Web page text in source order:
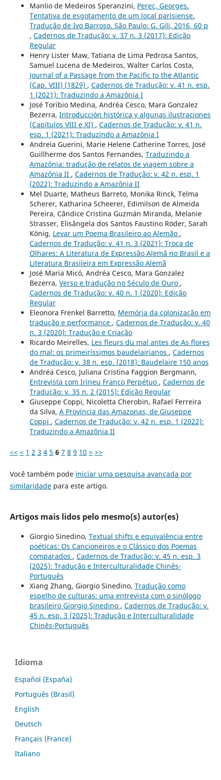
Manlio de Medeiros Speranzini, Perec, Georges.
Tentativa de esgotamento de um local parisiense.
Tradução de Ivo Barroso. São Paulo: G. Gili, 2016, 60 p
, Cadernos de Tradução: v. 37 n. 3 (2017): Edição
Regular
Henry Lister Maw, Tatiana de Lima Pedrosa Santos,
Samuel Lucena de Medeiros, Walter Carlos Costa,
Journal of a Passage from the Pacific to the Atlantic
(Cap. VIII) (1829) , Cadernos de Tradução: v. 41 n. esp.
1 (2021): Traduzindo a Amazônia I
José Toribio Medina, Andréa Cesco, Mara Gonzalez
Bezerra, Introducción histórica y algunas ilustraciones
(Capítulos VIII e XI) , Cadernos de Tradução: v. 41 n.
esp. 1 (2021): Traduzindo a Amazônia I
Andreia Guerini, Marie Helene Catherine Torres, José
Guillherme dos Santos Fernandes, Traduzindo a
Amazônia: tradução de relatos de viagem sobre a
Amazônia II , Cadernos de Tradução: v. 42 n. esp. 1
(2022): Traduzindo a Amazônia II
Mel Duarte, Matheus Barreto, Monika Rinck, Telma
Scherer, Katharina Scheerer, Edimilson de Almeida
Pereira, Cândice Cristina Guzmán Miranda, Melanie
Strasser, Elisângela dos Santos Faustino Röder, Sarah
König, Levar um Poema Brasileiro ao Alemão ,
Cadernos de Tradução: v. 41 n. 3 (2021): Troca de
Olhares: A Literatura de Expressão Alemã no Brasil e a
Literatura Brasileira em Expressão Alemã
José Maria Micó, Andréa Cesco, Mara Gonzalez
Bezerra, Verso e tradução no Século de Ouro ,
Cadernos de Tradução: v. 40 n. 1 (2020): Edição
Regular
Eleonora Frenkel Barretto, Memória da colonização em
tradução e performance , Cadernos de Tradução: v. 40
n. 3 (2020): Tradução e Criação
Ricardo Meirelles, Les fleurs du mal antes de As flores
do mal: os primeiríssimos baudelairianos , Cadernos
de Tradução: v. 38 n. esp. (2018): Baudelaire 150 anos
Andréa Cesco, Juliana Cristina Faggion Bergmann,
Entrevista com Irineu Franco Perpétuo , Cadernos de
Tradução: v. 35 n. 2 (2015): Edição Regular
Giuseppe Coppi, Nicoletta Cherobin, Rafael Ferreira
da Silva, A Província das Amazonas, de Giuseppe
Coppi , Cadernos de Tradução: v. 42 n. esp. 1 (2022):
Traduzindo a Amazônia II
<< < 1 2 3 4 5 6 7 8 9 10 > >>
Você também pode iniciar uma pesquisa avançada por
similaridadepara este artigo.
Artigos mais lidos pelo mesmo(s) autor(es)
Giorgio Sinedino, Textual shifts e equivalência entre
poéticas: Os Cancioneiros e o Clássico dos Poemas
comparados , Cadernos de Tradução: v. 45 n. esp. 3
(2025): Tradução e Interculturalidade Chinês-
Português
Xiang Zhang, Giorgio Sinedino, Tradução como
espelho de culturas: uma entrevista com o sinólogo
brasileiro Giorgio Sinedino , Cadernos de Tradução: v.
45 n. esp. 3 (2025): Tradução e Interculturalidade
Chinês-Português
Idioma
Español (España)
Português (Brasil)
English
Deutsch
Français (France)
Italiano